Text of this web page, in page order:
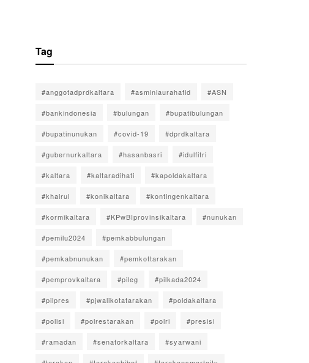
Tag
#anggotadprdkaltara #asminlaurahafid #ASN
#bankindonesia #bulungan #bupatibulungan
#bupatinunukan #covid-19 #dprdkaltara
#gubernurkaltara #hasanbasri #idulfitri
#kaltara #kaltaradihati #kapoldakaltara
#khairul #konikaltara #kontingenkaltara
#kormikaltara #KPwBIprovinsikaltara #nunukan
#pemilu2024 #pemkabbulungan
#pemkabnunukan #pemkottarakan
#pemprovkaltara #pileg #pilkada2024
#pilpres #pjwalikotatarakan #poldakaltara
#polisi #polrestarakan #polri #presisi
#ramadan #senatorkaltara #syarwani